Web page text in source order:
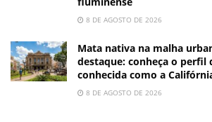
8 DE AGOSTO DE 2026
Mata nativa na malha
destaque: conheça o perfil
conhecida como a
8 DE AGOSTO DE 2026